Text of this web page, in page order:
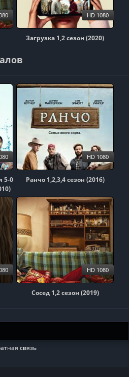
Загрузка 1,2 сезон (2020)
HD 1080
5-0
Ранчо 1,2,3,4 сезон (2016)
HD 1080
Сосед 1,2 сезон (2019)
HD 1080
связь